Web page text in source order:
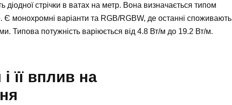
стрічки в ватах на метр. Вона визначається типом
Є монохромні варіанти та RGB/RGBW, де останні споживають
Типова потужність варіюється від 4.8 Вт/м до 19.2 Вт/м.
її вплив на